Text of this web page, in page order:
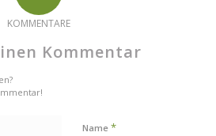
KOMMENTARE
Kommentar
Name *